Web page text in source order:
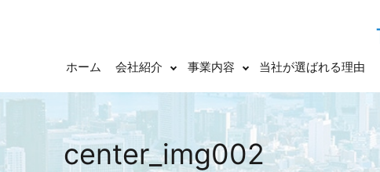
ホーム 会社紹介 事業内容 当社が選ばれる理由
center_img002